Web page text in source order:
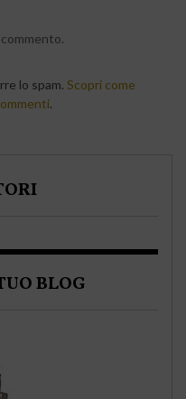
lo spam. Scopri come
.
BLOG